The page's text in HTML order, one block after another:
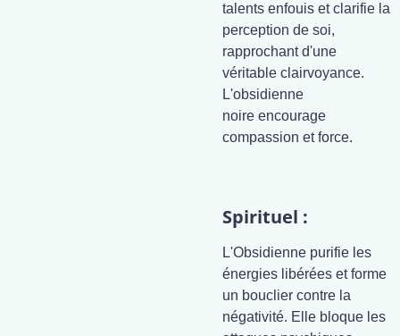
talents enfouis et clarifie la
perception de soi,
rapprochant d'une
véritable clairvoyance.
L'obsidienne
noire encourage
compassion et force.
Spirituel :
L'Obsidienne purifie les
énergies libérées et forme
un bouclier contre la
négativité. Elle bloque les